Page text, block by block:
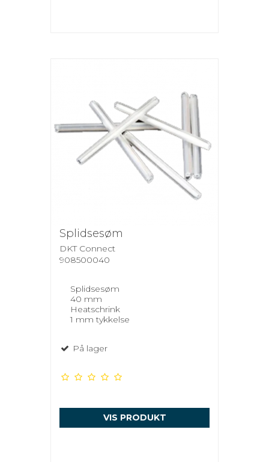
Splidsesøm
DKT Connect
908500040
Splidsesøm
40 mm
Heatschrink
1 mm tykkelse
På lager
VIS PRODUKT